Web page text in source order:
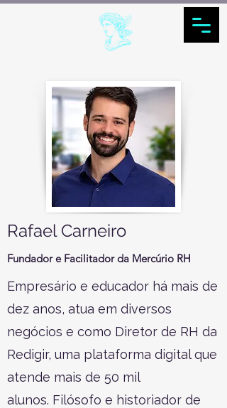
Rafael Carneiro
Fundador e Facilitador da Mercúrio RH
Empresário e educador há mais de
dez anos, atua em diversos
negócios e como Diretor de RH da
Redigir, uma plataforma digital que
atende mais de 50 mil
alunos. Filósofo e historiador de